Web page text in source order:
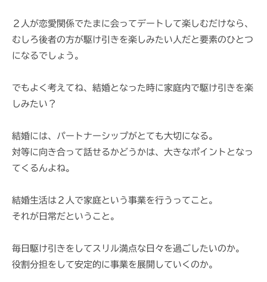
２人が恋愛関係でたまに会ってデートして楽しむだけなら、
むしろ後者の方が駆け引きを楽しみたい人だと要素のひとつ
になるでしょう。
でもよく考えてね、結婚となった時に家庭内で駆け引きを楽
しみたい？
結婚には、パートナーシップがとても大切になる。
対等に向き合って話せるかどうかは、大きなポイントとなっ
てくるんよね。
結婚生活は２人で家庭という事業を行うってこと。
それが日常だということ。
毎日駆け引きをしてスリル満点な日々を過ごしたいのか。
役割分担をして安定的に事業を展開していくのか。